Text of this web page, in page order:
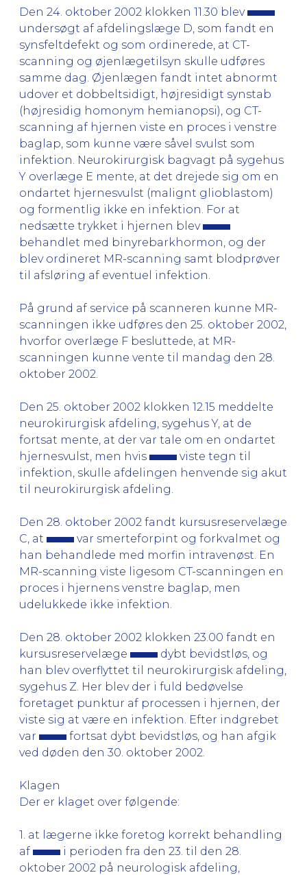
Den 24. oktober 2002 klokken 11.30 blev
undersøgt af afdelingslæge D, som fandt en
synsfeltdefekt og som ordinerede, at CT-
scanning og øjenlægetilsyn skulle udføres
samme dag. Øjenlægen fandt intet abnormt
udover et dobbeltsidigt, højresidigt synstab
(højresidig homonym hemianopsi), og CT-
scanning af hjernen viste en proces i venstre
baglap, som kunne være såvel svulst som
infektion. Neurokirurgisk bagvagt på sygehus
Y overlæge E mente, at det drejede sig om en
ondartet hjernesvulst (malignt glioblastom)
og formentlig ikke en infektion. For at
nedsætte trykket i hjernen blev
behandlet med binyrebarkhormon, og der
blev ordineret MR-scanning samt blodprøver
til afsløring af eventuel infektion.
På grund af service på scanneren kunne MR-
scanningen ikke udføres den 25. oktober 2002,
hvorfor overlæge F besluttede, at MR-
scanningen kunne vente til mandag den 28.
oktober 2002.
Den 25. oktober 2002 klokken 12.15 meddelte
neurokirurgisk afdeling, sygehus Y, at de
fortsat mente, at der var tale om en ondartet
hjernesvulst, men hvis
viste tegn til
infektion, skulle afdelingen henvende sig akut
til neurokirurgisk afdeling.
Den 28. oktober 2002 fandt kursusreservelæge
C, at
var smerteforpint og forkvalmet og
han behandlede med morfin intravenøst. En
MR-scanning viste ligesom CT-scanningen en
proces i hjernens venstre baglap, men
udelukkede ikke infektion.
Den 28. oktober 2002 klokken 23.00 fandt en
kursusreservelæge
dybt bevidstløs, og
han blev overflyttet til neurokirurgisk afdeling,
sygehus Z. Her blev der i fuld bedøvelse
foretaget punktur af processen i hjernen, der
viste sig at være en infektion. Efter indgrebet
var
fortsat dybt bevidstløs, og han afgik
ved døden den 30. oktober 2002.
Klagen
Der er klaget over følgende:
1. at lægerne ikke foretog korrekt behandling
af
i perioden fra den 23. til den 28.
oktober 2002 på neurologisk afdeling,